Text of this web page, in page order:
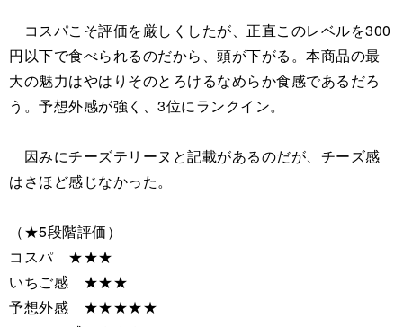
コスパこそ評価を厳しくしたが、正直このレベルを300
円以下で食べられるのだから、頭が下がる。本商品の最
大の魅力はやはりそのとろけるなめらか食感であるだろ
う。予想外感が強く、3位にランクイン。
因みにチーズテリーヌと記載があるのだが、チーズ感
はさほど感じなかった。
（★5段階評価）
コスパ ★★★
いちご感 ★★★
予想外感 ★★★★★